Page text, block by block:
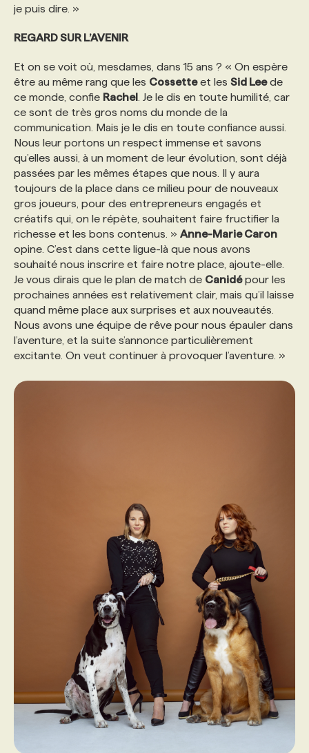
je puis dire. »
REGARD SUR L’AVENIR
Et on se voit où, mesdames, dans 15 ans ? « On espère
être au même rang que les Cossetteet les Sid Leede
ce monde, confie Rachel . Je le dis en toute humilité, car
ce sont de très gros noms du monde de la
communication. Mais je le dis en toute confiance aussi.
Nous leur portons un respect immense et savons
qu’elles aussi, à un moment de leur évolution, sont déjà
passées par les mêmes étapes que nous. Il y aura
toujours de la place dans ce milieu pour de nouveaux
gros joueurs, pour des entrepreneurs engagés et
créatifs qui, on le répète, souhaitent faire fructifier la
richesse et les bons contenus. » Anne-Marie Caron
opine. C’est dans cette ligue-là que nous avons
souhaité nous inscrire et faire notre place, ajoute-elle.
Je vous dirais que le plan de match de Canidépour les
prochaines années est relativement clair, mais qu’il laisse
quand même place aux surprises et aux nouveautés.
Nous avons une équipe de rêve pour nous épauler dans
l’aventure, et la suite s’annonce particulièrement
excitante. On veut continuer à provoquer l’aventure. »